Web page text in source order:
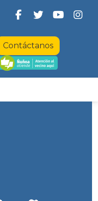
Contáctanos